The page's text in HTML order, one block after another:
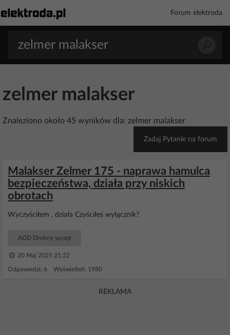
Forum elektroda
zelmer malakser
Znaleziono około 45 wyników dla: zelmer malakser
Zadaj Pytanie na forum
Malakser Zelmer 175 - naprawa hamulca
bezpieczeństwa, działa przy niskich
obrotach
Wyczyściłem , działa Czyściłeś wyłącznik?
AGD Drobny sprzęt
20 Maj 2025 21:22
Odpowiedzi: 6 Wyświetleń: 1980
REKLAMA